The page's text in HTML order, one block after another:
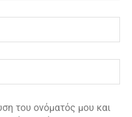
του ονόματός μου και